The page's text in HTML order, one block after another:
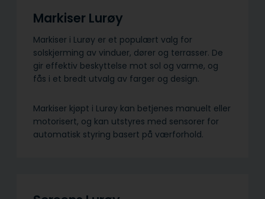
Markiser Lurøy
Markiser i Lurøy er et populært valg for
solskjerming av vinduer, dører og terrasser. De
gir effektiv beskyttelse mot sol og varme, og
fås i et bredt utvalg av farger og design.
Markiser kjøpt i Lurøy kan betjenes manuelt eller
motorisert, og kan utstyres med sensorer for
automatisk styring basert på værforhold.